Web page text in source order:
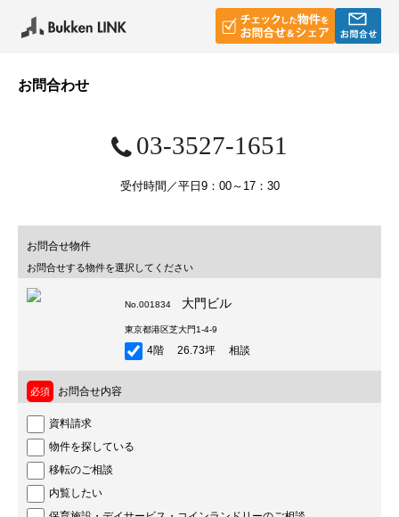
お問合わせ
03-3527-1651
受付時間／平日9：00～17：30
お問合せ物件
お問合せする物件を選択してください
No.001834 大門ビル
東京都港区芝大門1-4-9
4階 26.73坪 相談
お問合せ内容
資料請求
物件を探している
移転のご相談
内覧したい